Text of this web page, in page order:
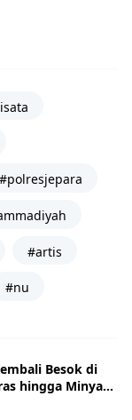
#polresjepara
#artis
#nu
Besok di
hingga Minyak